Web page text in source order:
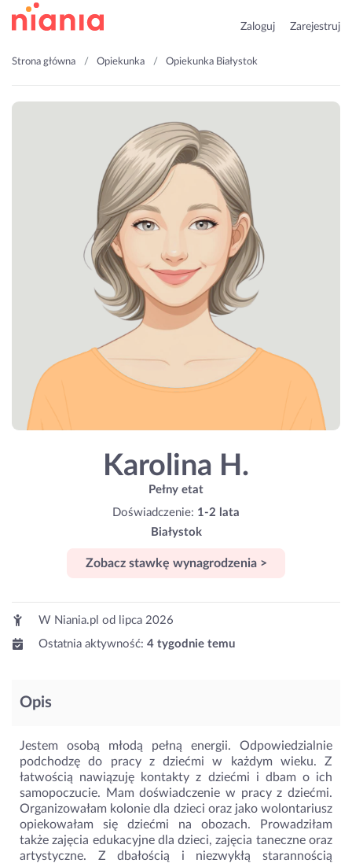
Zaloguj Zarejestruj
Strona główna Opiekunka Opiekunka Białystok
Karolina H.
Pełny etat
Doświadczenie: 1-2 lata
Białystok
Zobacz stawkę wynagrodzenia >
W Niania.pl od
lipca 2026
Ostatnia aktywność: 4 tygodnie temu
Opis
Jestem osobą młodą pełną energii. Odpowiedzialnie
podchodzę do pracy z dziećmi w każdym wieku. Z
łatwością nawiązuję kontakty z dziećmi i dbam o ich
samopoczucie. Mam doświadczenie w pracy z dziećmi.
Organizowałam kolonie dla dzieci oraz jako wolontariusz
opiekowałam się dziećmi na obozach. Prowadziłam
także zajęcia edukacyjne dla dzieci, zajęcia taneczne oraz
artystyczne. Z dbałością i niezwykłą starannością